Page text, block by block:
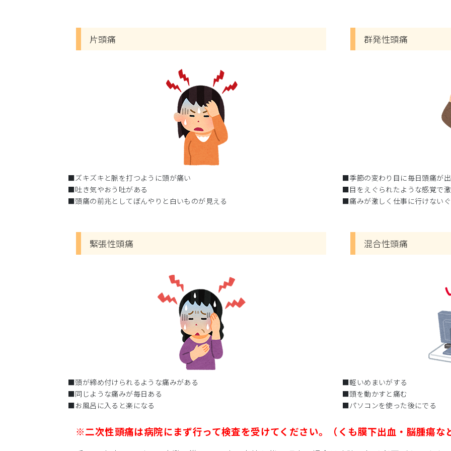
片頭痛
■ズキズキと脈を打つように頭が痛い
■吐き気やおう吐がある
■頭痛の前兆としてぼんやりと白いものが見える
群発性頭痛
■季節の変わり目に毎日頭痛が
■目をえぐられたような感覚で
■痛みが激しく仕事に行けない
緊張性頭痛
■頭が締め付けられるような痛みがある
■同じような痛みが毎日ある
■お風呂に入ると楽になる
混合性頭痛
■軽いめまいがする
■頭を動かすと痛む
■パソコンを使った後にでる
※二次性頭痛は病院にまず行って検査を受けてください。（くも膜下出血・脳腫瘍な